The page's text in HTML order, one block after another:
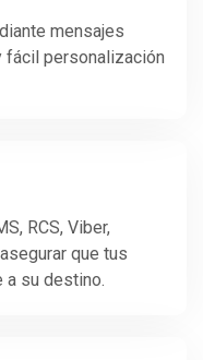
mensajes
fácil personalización
RCS, Viber,
que tus
a su destino.